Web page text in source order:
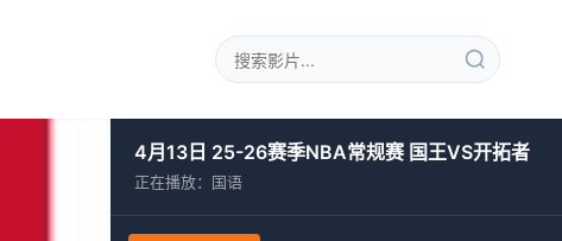
4月13日 25-26赛季NBA常规赛 国王VS开拓者
正在播放：国语